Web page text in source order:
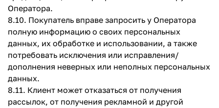
Оператора.
8.10. Покупатель вправе запросить у Оператора
полную информацию о своих персональных
данных, их обработке и использовании, а также
потребовать исключения или исправления/
дополнения неверных или неполных персональных
данных.
8.11. Клиент может отказаться от получения
рассылок, от получения рекламной и другой